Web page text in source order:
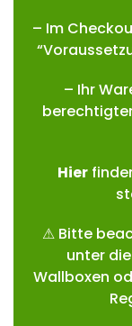
– Im
– Ihr
Hier
⚠ Bitte
unter
Wallboxen